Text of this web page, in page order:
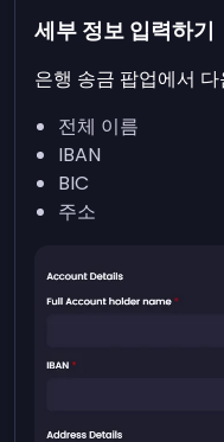
세부 정보 입력하기
은행 송금 팝업에서
전체 이름
IBAN
BIC
주소